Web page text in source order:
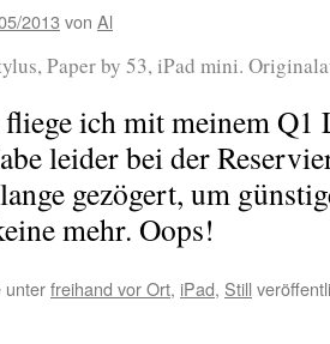
2013 von Al
Paper by 53, iPad mini.
ich mit meinem Q1
leider bei der
gezögert, um
mehr. Oops!
unterfreihand vor Ort, iPad, Still